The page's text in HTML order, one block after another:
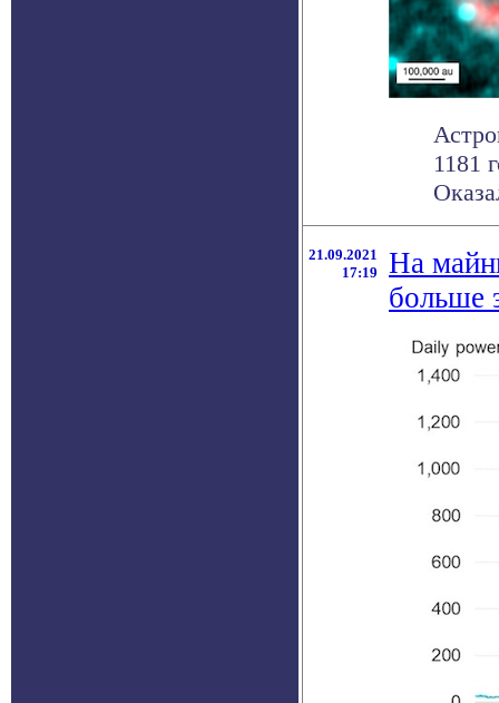
1181
21.09.2021
17:19
На
больше